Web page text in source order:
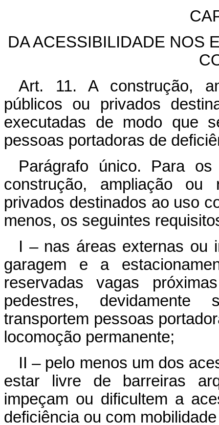
DA ACESSIBILIDADE NOS
Art. 11. A construção,
públicos ou privados
executadas de modo que
pessoas portadoras de
Parágrafo único. Para
construção, ampliação
privados destinados ao uso
menos, os seguintes
I – nas áreas externas ou
garagem e a
reservadas vagas
pedestres,
transportem pessoas
locomoção permanente;
II – pelo menos um dos
estar livre de barreiras
impeçam ou dificultem a
deficiência ou com